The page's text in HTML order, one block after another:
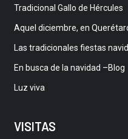
Tradicional Gallo de Hércules
Aquel diciembre, en
Las tradicionales fiestas
En busca de la navidad –Blog
Luz viva
VISITAS